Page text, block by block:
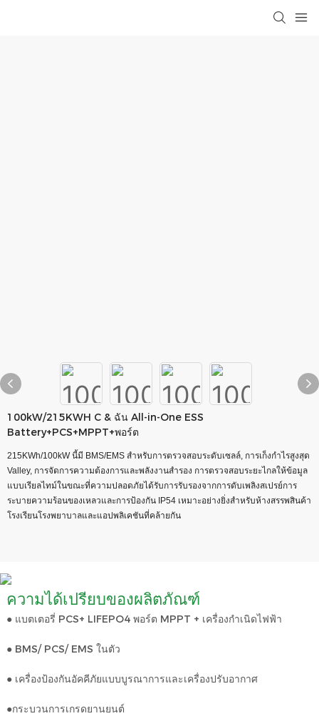
100kW/215KWH C & ฉัน All-in-One ESS
Battery+PCS+MPPT+พอร์ต
215KWh/100kW นี้มี BMS/EMS สำหรับการตรวจสอบระดับเซลล์, การเก็งกำไรสูงสุด
Valley, การจัดการความต้องการและพลังงานสำรอง การตรวจสอบระยะไกลให้ข้อมูล
แบบเรียลไทม์ในขณะที่ความปลอดภัยได้รับการรับรองจากการดับเพลิงสเปรย์การ
ระบายความร้อนของเหลวและการป้องกัน IP54 เหมาะอย่างยิ่งสำหรับห้างสรรพสินค้า
โรงเรียนโรงพยาบาลและแอปพลิเคชันที่คล้ายกัน
ความได้เปรียบของผลิตภัณฑ์
● แบตเตอรี่ PCS+ LIFEPO4 พอร์ต MPPT + เครื่องกำเนิดไฟฟ้า
● BMS/ PCS/ EMS ในตัว
● เครื่องป้องกันอัคคีภัยแบบบูรณาการและเครื่องปรับอากาศ
●กระบวนการเกรดยานยนต์